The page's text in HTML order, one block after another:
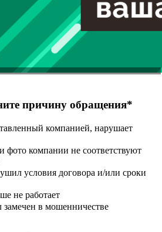
причину обращения*
компанией, нарушает
фото компании не соответствуют
условия договора и/или сроки
не работает
в мошенничестве